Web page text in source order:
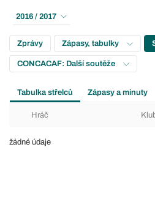
2016 / 2017
Zprávy Zápasy, tabulky
CONCACAF: Další soutěže
Tabulka střelců Zápasy a minuty
Hráč
žádné údaje